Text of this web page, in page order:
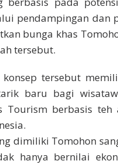
pendampingan dan
bunga khas
tersebut.
tersebut
baru bagi
Tourism berbasis
dimiliki Tomohon
hanya bernilai